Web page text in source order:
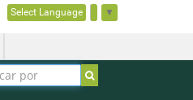
Select Language ▼